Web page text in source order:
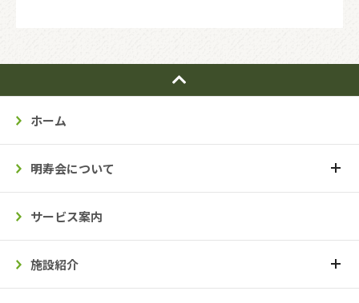
ホーム
明寿会について
サービス案内
施設紹介